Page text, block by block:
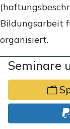
Bildungsarbeit
organisiert.
Seminare